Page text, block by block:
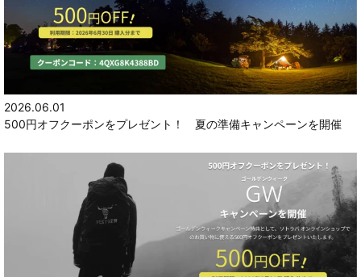
2026.06.01
500円オフクーポンをプレゼント！ 夏の準備キャンペーンを開催